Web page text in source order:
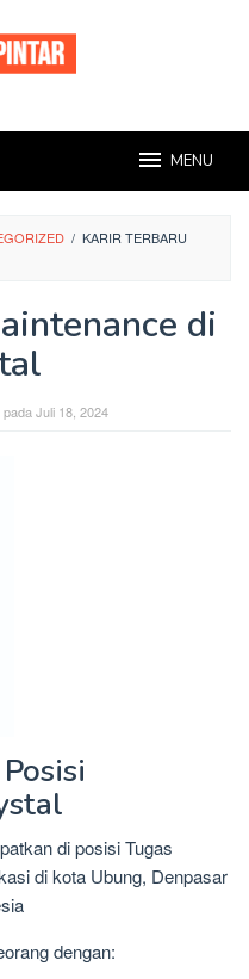
MENU
/ KARIR TERBARU
di
Juli 18, 2024
di posisi Tugas
di kota Ubung, Denpasar
dengan: